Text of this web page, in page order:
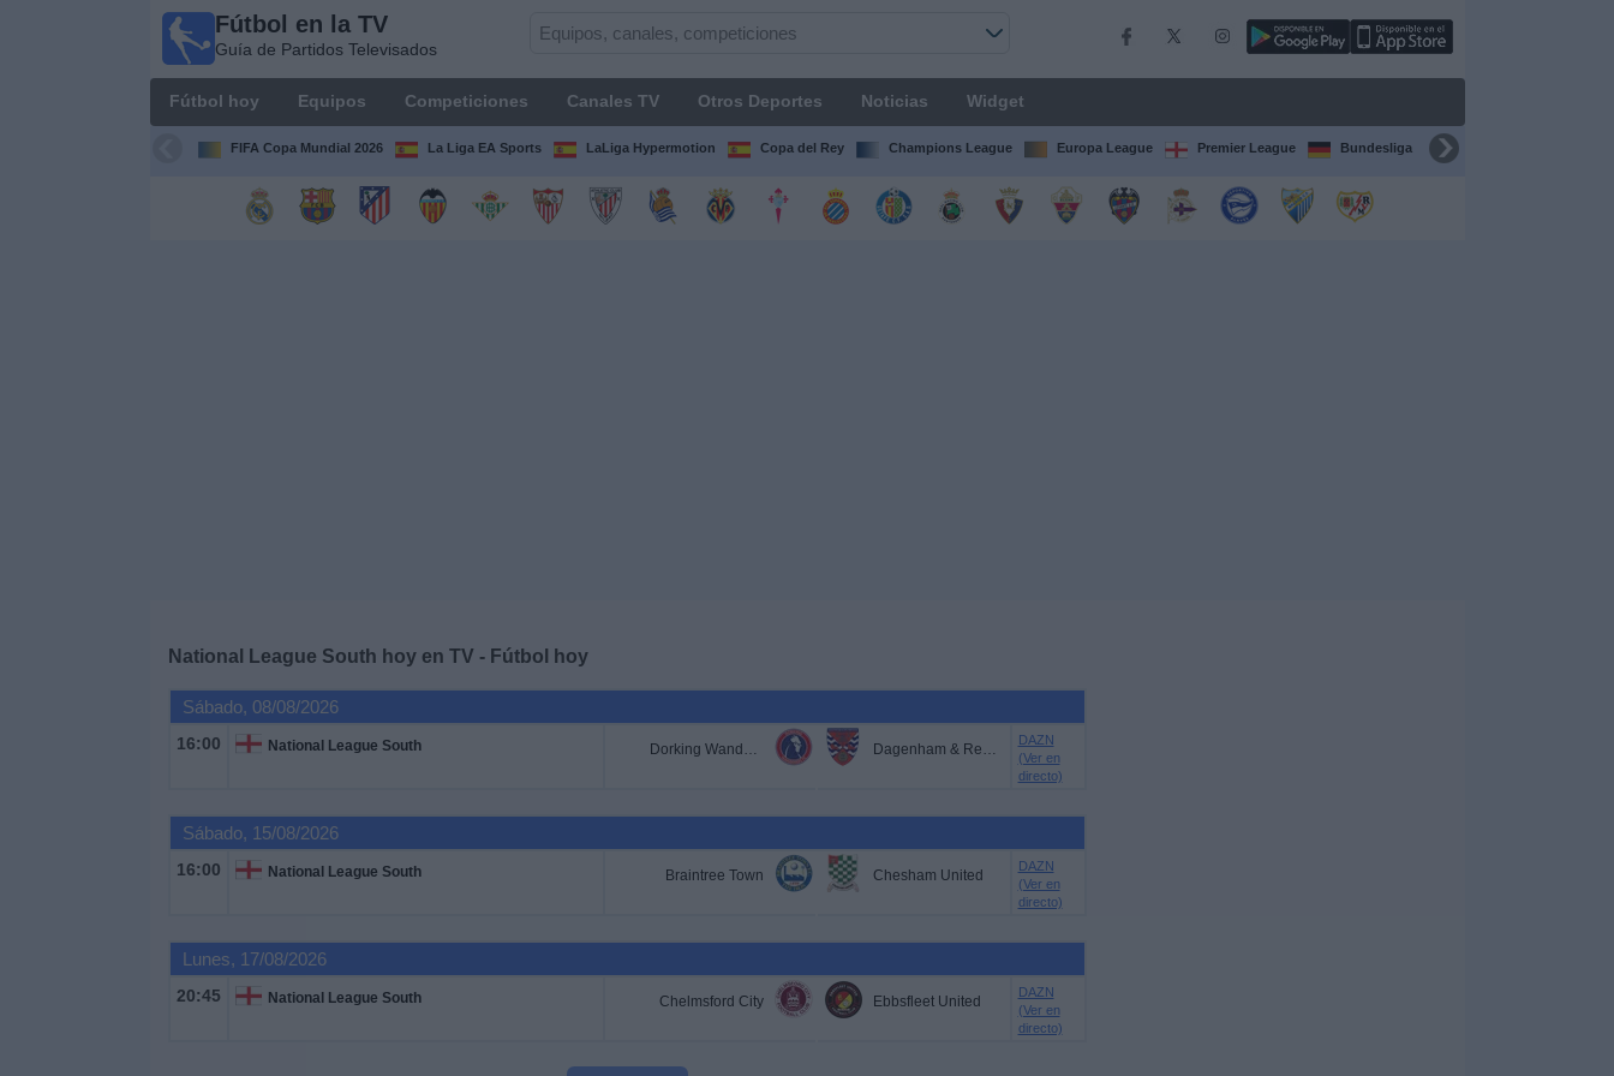
Fútbol en la TV
Guía de Partidos Televisados
Fútbol hoy Equipos Competiciones Canales TV Otros Deportes Noticias Widget
FIFA Copa Mundial 2026 La Liga EA Sports LaLiga Hypermotion Copa del Rey Champions League Europa League Premier League Bundesliga Supercopa de España
National League South hoy en TV - Fútbol hoy
Sábado, 08/08/2026
16:00 National League South Dorking Wanderers Dagenham & Redbridge
DAZN
(Ver en
directo)
Sábado, 15/08/2026
16:00 National League South Braintree Town Chesham United
DAZN
(Ver en
directo)
Lunes, 17/08/2026
20:45 National League South Chelmsford City Ebbsfleet United
DAZN
(Ver en
directo)